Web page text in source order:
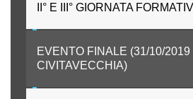
II° E III° GIORNATA
EVENTO FINALE (31/10/2019
CIVITAVECCHIA)